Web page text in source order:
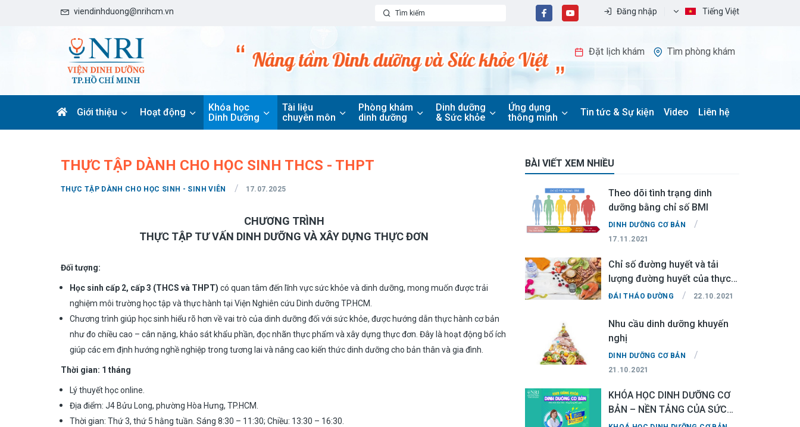
viendinhduong@nrihcm.vn Đăng nhập Tiếng Việt
Đặt lịch khám Tìm phòng khám
Giới thiệu Hoạt động
Khóa học
Dinh Dưỡng
Tài liệu
chuyên môn
Phòng khám
dinh dưỡng
Dinh dưỡng
& Sức khỏe
Ứng dụng
thông minh
Tin tức & Sự kiện Video Liên hệ
THỰC TẬP DÀNH CHO HỌC SINH THCS - THPT
THỰC TẬP DÀNH CHO HỌC SINH - SINH VIÊN / 17.07.2025
CHƯƠNG TRÌNH
THỰC TẬP TƯ VẤN DINH DƯỠNG VÀ XÂY DỰNG THỰC ĐƠN
Đối tượng:
Học sinh cấp 2, cấp 3 (THCS và THPT) có quan tâm đến lĩnh vực sức khỏe và dinh dưỡng, mong muốn được trải
nghiệm môi trường học tập và thực hành tại Viện Nghiên cứu Dinh dưỡng TP.HCM.
Chương trình giúp học sinh hiểu rõ hơn về vai trò của dinh dưỡng đối với sức khỏe, được hướng dẫn thực hành cơ bản
như đo chiều cao – cân nặng, khảo sát khẩu phần, đọc nhãn thực phẩm và xây dựng thực đơn. Đây là hoạt động bổ ích
giúp các em định hướng nghề nghiệp trong tương lai và nâng cao kiến thức dinh dưỡng cho bản thân và gia đình.
Thời gian: 1 tháng
Lý thuyết học online.
Địa điểm: J4 Bửu Long, phường Hòa Hưng, TP.HCM.
Thời gian: Thứ 3, thứ 5 hằng tuần. Sáng 8:30 – 11:30; Chiều: 13:30 – 16:30.
BÀI VIẾT XEM NHIỀU
Theo dõi tình trạng dinh
dưỡng bằng chỉ số BMI
DINH DƯỠNG CƠ BẢN /
17.11.2021
Chỉ số đường huyết và tải
lượng đường huyết của thực
phẩm
ĐÁI THÁO ĐƯỜNG / 22.10.2021
Nhu cầu dinh dưỡng khuyến
nghị
DINH DƯỠNG CƠ BẢN /
21.10.2021
KHÓA HỌC DINH DƯỠNG CƠ
BẢN – NỀN TẢNG CỦA SỨC
KHỎE